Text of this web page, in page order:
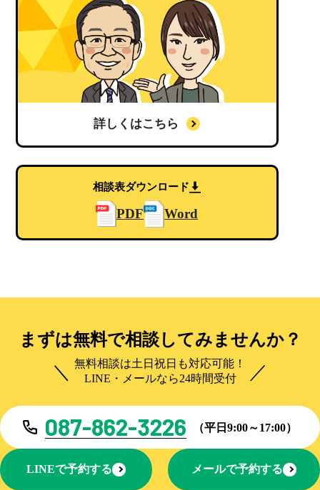
詳しくはこちら
相談表ダウンロード
PDF Word
まずは無料で相談してみませんか？
無料相談は土日祝日も対応可能！
LINE・メールなら24時間受付
087-862-3226 （平日9:00～17:00）
LINEで予約する メールで予約する